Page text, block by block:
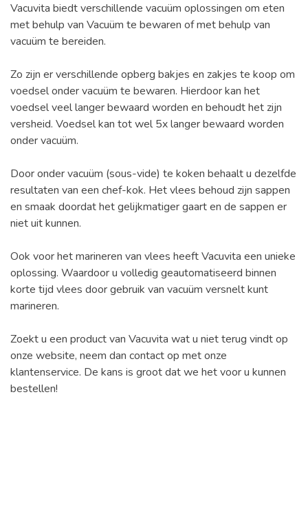
Vacuvita biedt verschillende vacuüm oplossingen om eten
met behulp van Vacuüm te bewaren of met behulp van
vacuüm te bereiden.
Zo zijn er verschillende opberg bakjes en zakjes te koop om
voedsel onder vacuüm te bewaren. Hierdoor kan het
voedsel veel langer bewaard worden en behoudt het zijn
versheid. Voedsel kan tot wel 5x langer bewaard worden
onder vacuüm.
Door onder vacuüm (sous-vide) te koken behaalt u dezelfde
resultaten van een chef-kok. Het vlees behoud zijn sappen
en smaak doordat het gelijkmatiger gaart en de sappen er
niet uit kunnen.
Ook voor het marineren van vlees heeft Vacuvita een unieke
oplossing. Waardoor u volledig geautomatiseerd binnen
korte tijd vlees door gebruik van vacuüm versnelt kunt
marineren.
Zoekt u een product van Vacuvita wat u niet terug vindt op
onze website, neem dan contact op met onze
klantenservice. De kans is groot dat we het voor u kunnen
bestellen!